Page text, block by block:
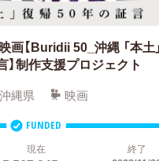
画【Buridii 50_沖縄 「本土
】制作支援プロジェクト
沖縄県 映画
FUNDED
現在 終了